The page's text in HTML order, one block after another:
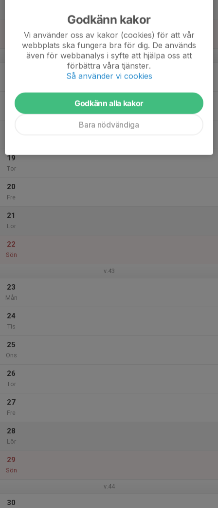
v.42
17
19
Tor
20
Fre
21
Lör
22
Sön
v.43
23
Mån
24
Tis
25
Ons
26
Tor
27
Fre
28
Lör
29
Sön
v.44
30
Godkänn kakor
Vi använder oss av kakor (cookies) för att vår
webbplats ska fungera bra för dig. De används
även för webbanalys i syfte att hjälpa oss att
förbättra våra tjänster.
Så använder vi cookies
Godkänn alla kakor
Bara nödvändiga